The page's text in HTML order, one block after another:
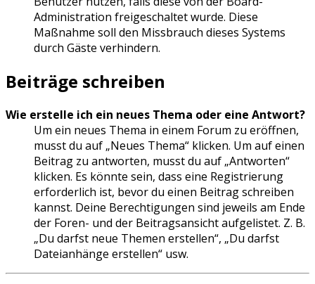
Administration freigeschaltet wurde. Diese
Maßnahme soll den Missbrauch dieses Systems
durch Gäste verhindern.
Beiträge schreiben
Wie erstelle ich ein neues Thema oder eine Antwort?
Um ein neues Thema in einem Forum zu eröffnen,
musst du auf „Neues Thema“ klicken. Um auf einen
Beitrag zu antworten, musst du auf „Antworten“
klicken. Es könnte sein, dass eine Registrierung
erforderlich ist, bevor du einen Beitrag schreiben
kannst. Deine Berechtigungen sind jeweils am Ende
der Foren- und der Beitragsansicht aufgelistet. Z. B.
„Du darfst neue Themen erstellen“, „Du darfst
Dateianhänge erstellen“ usw.